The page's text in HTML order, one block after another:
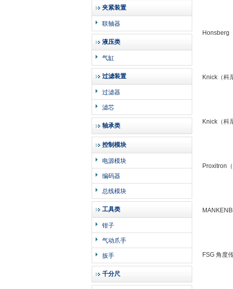
夹紧装置
联轴器
液压类
气缸
过滤装置
过滤器
滤芯
轴承类
控制模块
电源模块
编码器
总线模块
工具类
钳子
气动爪手
扳手
千分尺
Honsberg
Knick（科
Knick（科
Proxitron
FSG 角度